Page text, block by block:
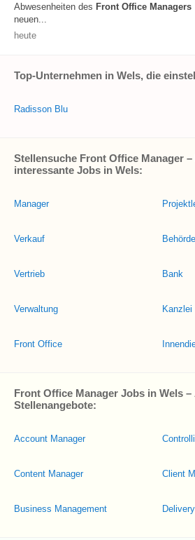
Abwesenheiten des Front Office Managers
neuen...
heute
Top-Unternehmen in Wels, die
Radisson Blu
Stellensuche Front Office Manager
interessante Jobs in Wels:
Manager
Verkauf
Vertrieb
Verwaltung
Front Office
Bank
Kanzlei
Front Office Manager Jobs in Wels
Stellenangebote:
Account Manager
Content Manager
Business Management
Client